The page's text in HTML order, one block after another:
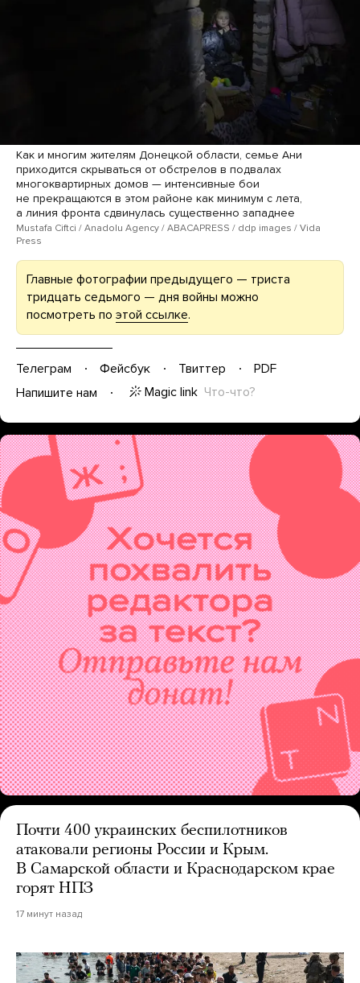
Как и многим жителям Донецкой области, семье Ани
приходится скрываться от обстрелов в подвалах
многоквартирных домов — интенсивные бои
не прекращаются в этом районе как минимум с лета,
а линия фронта сдвинулась существенно западнее
Mustafa Ciftci / Anadolu Agency / ABACAPRESS / ddp images / Vida
Press
Главные фотографии предыдущего — триста
тридцать седьмого — дня войны можно
посмотреть по этой ссылке.
Телеграм Фейсбук Твиттер
PDF
Напишите нам
Magic link Что-что?
Почти 400 украинских беспилотников
атаковали регионы России и Крым.
В Самарской области и Краснодарском крае
горят НПЗ
17 минут назад